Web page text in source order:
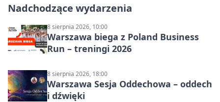
Nadchodzące wydarzenia
8 sierpnia 2026, 10:00
Warszawa biega z Poland Business
Run – treningi 2026
8 sierpnia 2026, 18:00
Warszawa Sesja Oddechowa – oddech
i dźwięki